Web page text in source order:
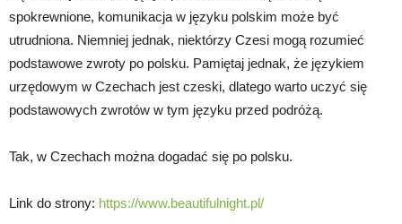
spokrewnione, komunikacja w języku polskim może być
utrudniona. Niemniej jednak, niektórzy Czesi mogą rozumieć
podstawowe zwroty po polsku. Pamiętaj jednak, że językiem
urzędowym w Czechach jest czeski, dlatego warto uczyć się
podstawowych zwrotów w tym języku przed podróżą.
Tak, w Czechach można dogadać się po polsku.
Link do strony: https://www.beautifulnight.pl/